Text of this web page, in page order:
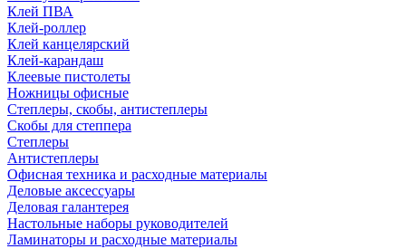
Клей ПВА
Клей-роллер
Клей канцелярский
Клей-карандаш
Клеевые пистолеты
Ножницы офисные
Степлеры, скобы, антистеплеры
Скобы для степпера
Степлеры
Антистеплеры
Офисная техника и расходные материалы
Деловые аксессуары
Деловая галантерея
Настольные наборы руководителей
Ламинаторы и расходные материалы